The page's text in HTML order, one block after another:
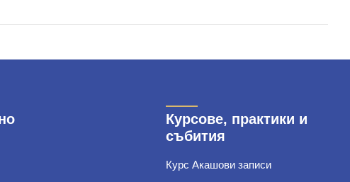
Курсове, практики и
събития
Курс Акашови записи